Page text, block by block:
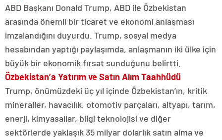
ABD Başkanı Donald Trump, ABD ile Özbekistan
arasında önemli bir ticaret ve ekonomi anlaşması
imzalandığını duyurdu. Trump, sosyal medya
hesabından yaptığı paylaşımda, anlaşmanın iki ülke için
büyük bir ekonomik fırsat sunduğunu belirtti.
Özbekistan’a Yatırım ve Satın Alım Taahhüdü
Trump, önümüzdeki üç yıl içinde Özbekistan’ın, kritik
mineraller, havacılık, otomotiv parçaları, altyapı, tarım,
enerji, kimyasallar, bilgi teknolojisi ve diğer
sektörlerde yaklaşık 35 milyar dolarlık satın alma ve